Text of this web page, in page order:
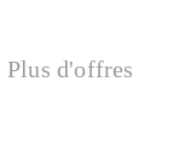
Plus d'offres